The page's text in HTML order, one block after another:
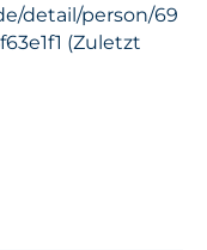
detail/person/69
(Zuletzt